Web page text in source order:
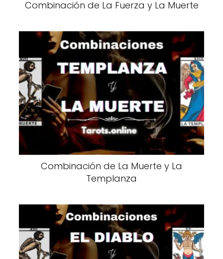
Combinación de La Fuerza y La Muerte
Combinación de La Muerte y La
Templanza